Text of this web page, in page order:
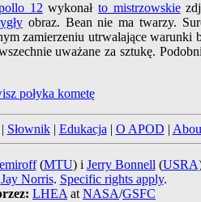
12 wykonałto mistrzowskie
obraz. Bean nie ma twarzy.
zamierzeniu utrwalające
uważane za sztukę.
połyka kometę
Słownik| Edukacja | O APOD |
(MTU) i Jerry Bonnell (USRA
Jay Norris. Specific rights apply.
LHEA at NASA/GSFC